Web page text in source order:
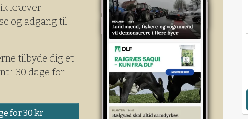
kræver
og adgang til
tilbyde dig et
i 30 dage for
for 30 kr